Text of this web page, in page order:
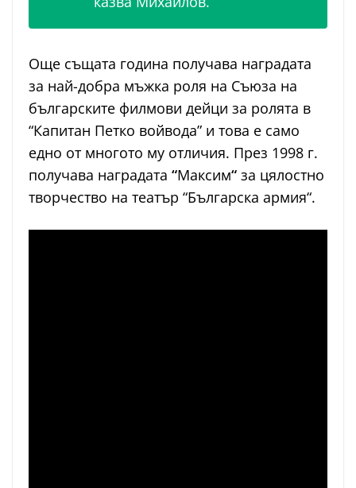
Още същата година получава наградата
за най-добра мъжка роля на Съюза на
българските филмови дейци за ролята в
“Капитан Петко войвода” и това е само
едно от многото му отличия. През 1998 г.
получава наградата “Максим“ за цялостно
творчество на театър “Българска армия“.